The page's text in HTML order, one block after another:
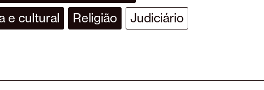
e cultural
Religião
Judiciário